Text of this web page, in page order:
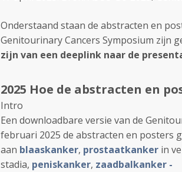
Onderstaand staan de abstracten en
Genitourinary Cancers Symposium zijn
zijn van een deeplink naar de
2025 Hoe de abstracten en
Intro
Een downloadbare versie van de
februari 2025 de abstracten en posters
aan blaaskanker, prostaatkanker in
stadia, peniskanker, zaadbalkanker -